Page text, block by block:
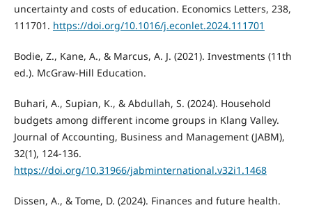
uncertainty and costs of education. Economics Letters, 238,
111701. https://doi.org/10.1016/j.econlet.2024.111701
Bodie, Z., Kane, A., & Marcus, A. J. (2021). Investments (11th
ed.). McGraw-Hill Education.
Buhari, A., Supian, K., & Abdullah, S. (2024). Household
budgets among different income groups in Klang Valley.
Journal of Accounting, Business and Management (JABM),
32(1), 124-136.
https://doi.org/10.31966/jabminternational.v32i1.1468
Dissen, A., & Tome, D. (2024). Finances and future health.